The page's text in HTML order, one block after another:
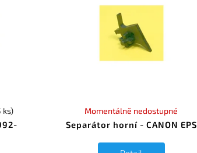
ks)
Separátor horní - CANON EPS
Momentálně nedostupné